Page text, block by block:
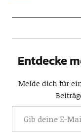
Entdecke
Melde dich für